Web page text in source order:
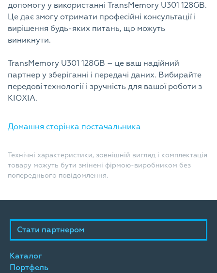
допомогу у використанні TransMemory U301 128GB.
Це дає змогу отримати професійні консультації і
вирішення будь-яких питань, що можуть
виникнути.
TransMemory U301 128GB – це ваш надійний
партнер у зберіганні і передачі даних. Вибирайте
передові технології і зручність для вашої роботи з
KIOXIA.
Домашня сторінка постачальника
Технічні характеристики, зовнішній вигляд і комплектація
товару можуть бути змінені фірмою-виробником без
попереднього повідомлення.
Стати партнером
Каталог
Портфель